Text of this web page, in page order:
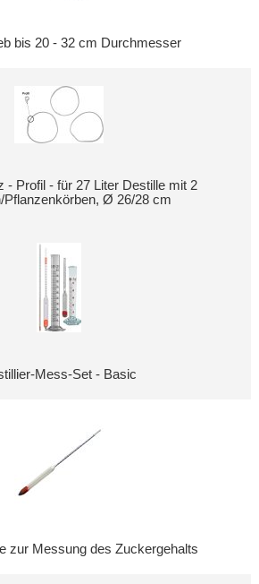
bis 20 - 32 cm Durchmesser
- Profil - für 27 Liter Destille mit 2
Pflanzenkörben, Ø 26/28 cm
Mess-Set - Basic
zur Messung des Zuckergehalts